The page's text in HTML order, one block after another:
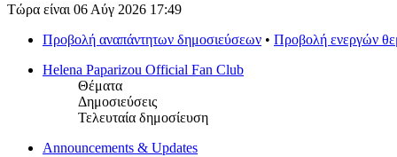
Τώρα είναι 06 Αύγ 2026 17:49
Προβολή αναπάντητων δημοσιεύσεων • Προβολή ενεργών
Helena Paparizou Official Fan Club
Θέματα
Δημοσιεύσεις
Τελευταία δημοσίευση
Announcements & Updates